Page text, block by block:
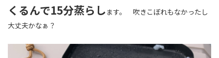
くるんで15分蒸らし ます。 吹きこぼれもなかったし
大丈夫かなぁ？